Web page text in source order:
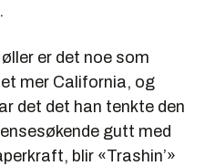
er det noe som
mer California, og
det det han tenkte den
gutt med
blir «Trashin’»